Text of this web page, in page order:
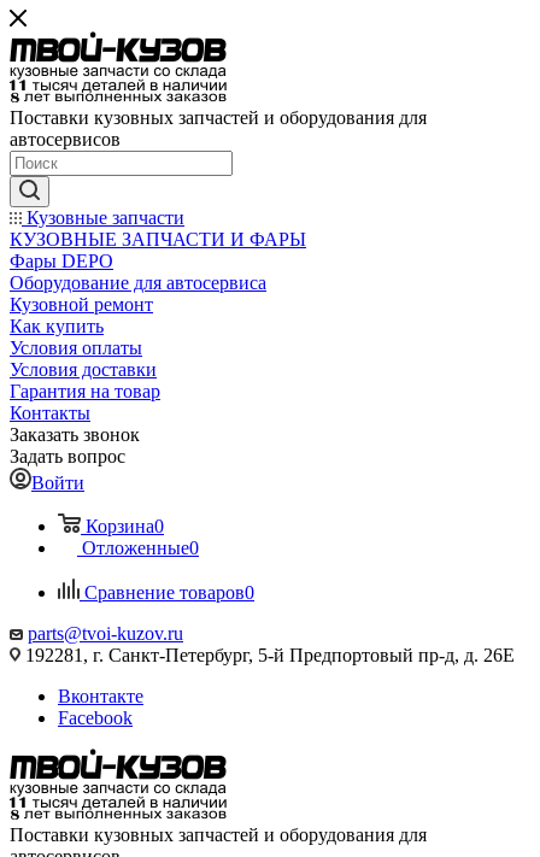
Поставки кузовных запчастей и оборудования для
автосервисов
Кузовные запчасти
КУЗОВНЫЕ ЗАПЧАСТИ И ФАРЫ
Фары DEPO
Оборудование для автосервиса
Кузовной ремонт
Как купить
Условия оплаты
Условия доставки
Гарантия на товар
Контакты
Заказать звонок
Задать вопрос
Войти
Корзина0
Отложенные0
Сравнение товаров0
parts@tvoi-kuzov.ru
192281, г. Санкт-Петербург, 5-й Предпортовый пр-д, д. 26Е
Вконтакте
Facebook
Поставки кузовных запчастей и оборудования для